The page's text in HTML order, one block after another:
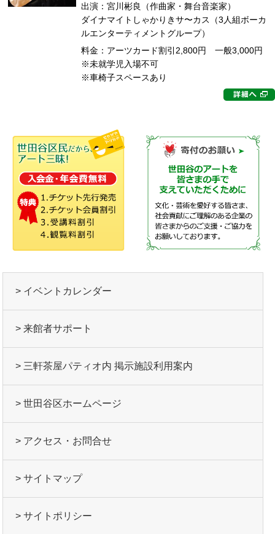
出演：宮川彬良（作曲家・舞台音楽家）
ダイナマイトしゃかりきサ〜カス（3人組ボーカ
ルエンターティメントグループ）
料金：アーツカード割引2,800円 一般3,000円
※未就学児入場不可
※車椅子スペースあり
> イベントカレンダー
> 来館者サポート
> 三軒茶屋パティオ内 掲示施設利用案内
> 世田谷区ホームページ
> アクセス・お問合せ
> サイトマップ
> サイトポリシー